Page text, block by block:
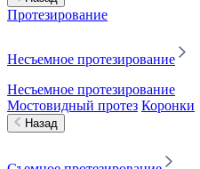
Протезирование
Несъемное протезирование
Несъемное протезирование
Мостовидный протез Коронки
Назад